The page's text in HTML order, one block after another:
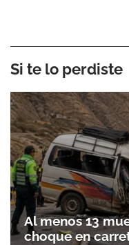
Si te lo perdiste
Al menos 13
choque en